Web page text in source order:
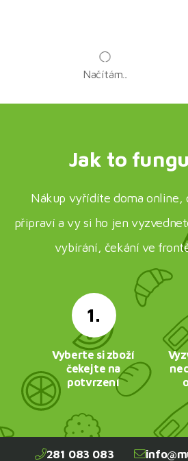
Načítám...
Jak to
Nákup vyřídíte doma online,
připraví a vy si ho jen
vybírání, čekání ve
1.
Vyberte si zboží
čekejte na
potvrzení
281 083 083